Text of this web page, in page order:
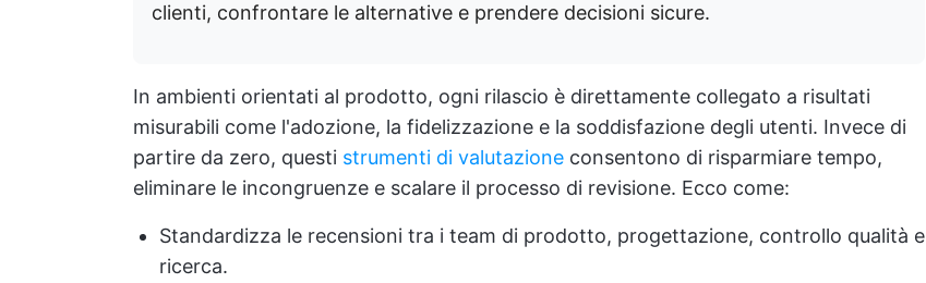
clienti, confrontare le alternative e prendere decisioni sicure.
In ambienti orientati al prodotto, ogni rilascio è direttamente collegato a risultati
misurabili come l'adozione, la fidelizzazione e la soddisfazione degli utenti. Invece di
partire da zero, questi strumenti di valutazione consentono di risparmiare tempo,
eliminare le incongruenze e scalare il processo di revisione. Ecco come:
Standardizza le recensioni tra i team di prodotto, progettazione, controllo qualità e
ricerca.